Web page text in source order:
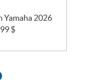
Yamaha 2026
$